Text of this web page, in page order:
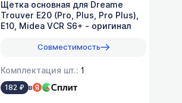
Щетка основная для Dreame
Trouver E20 (Pro, Plus, Pro Plus),
E10, Midea VCR S6+ - оригинал
Совместимость
Комплектация шт.:1
182 ₽ в